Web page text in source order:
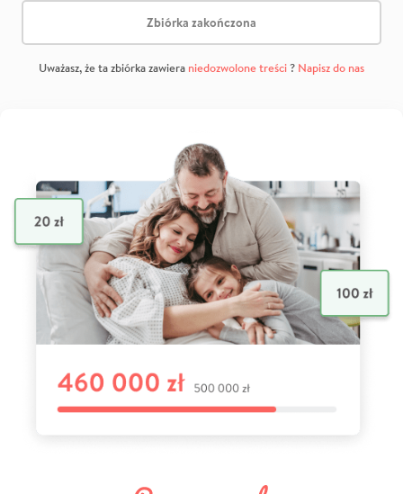
Zbiórka zakończona
Uważasz, że ta zbiórka zawiera niedozwolone treści? Napisz do nas